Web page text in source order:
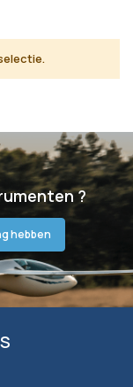
?
hebben